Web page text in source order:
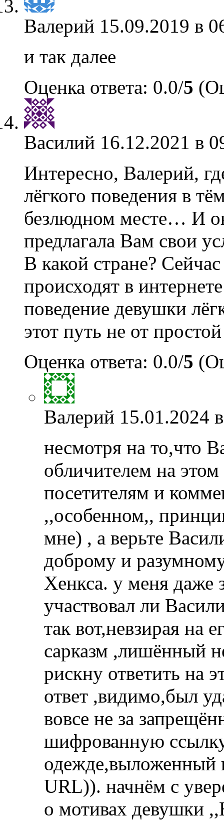
Валерий 15.09.2019 в
и так далее
Оценка ответа: 0.0/5
Василий 16.12.2021 в
Интересно, Валерий,
лёгкого поведения в
безлюдном месте… И
предлагала Вам свои
В какой стране?
происходят в
поведение девушки
этот путь не от
Оценка ответа: 0.0/5
Валерий 15.01.2024
несмотря на то,что
обличителем на
посетителям и
,,особенном,,
мне) , а верьте
доброму и
Хенкса. у меня даже
участвовал ли
так вот,невзирая на
сарказм ,лишённый
рискну ответить на
ответ ,видимо,был
вовсе не за
шифрованную
одежде,выложенный
URL)). начнём с
о мотивах девушки